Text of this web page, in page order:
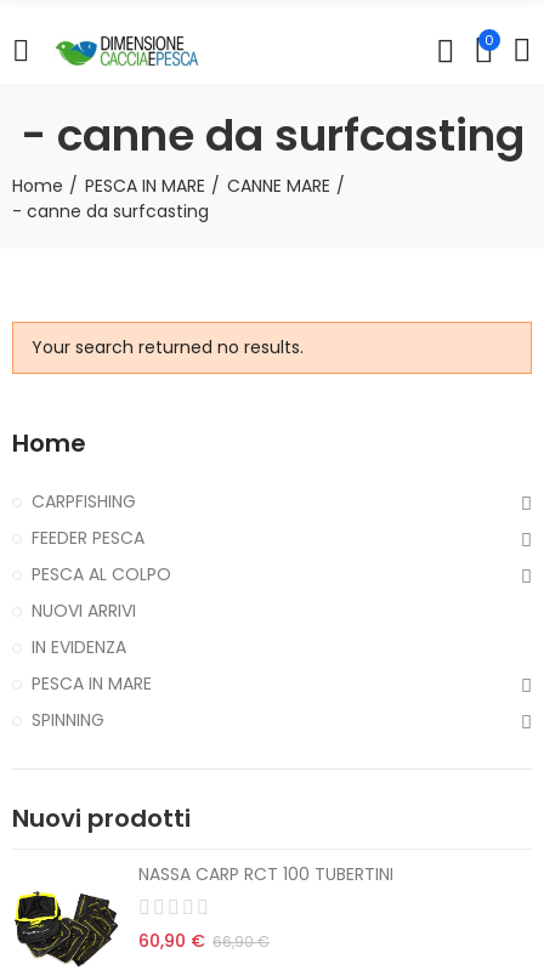
0
- canne da surfcasting
Home PESCA IN MARE
CANNE MARE
- canne da surfcasting
Your search returned no results.
Home
CARPFISHING
FEEDER PESCA
PESCA AL COLPO
NUOVI ARRIVI
IN EVIDENZA
PESCA IN MARE
SPINNING
Nuovi prodotti
NASSA CARP RCT 100 TUBERTINI
60,90 € 66,90 €